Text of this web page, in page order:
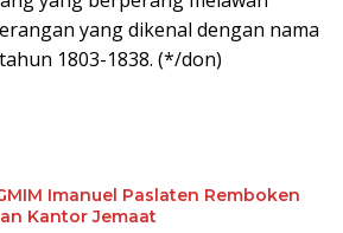
yang dikenal dengan nama
1803-1838. (*/don)
Imanuel Paslaten Remboken
Kantor Jemaat